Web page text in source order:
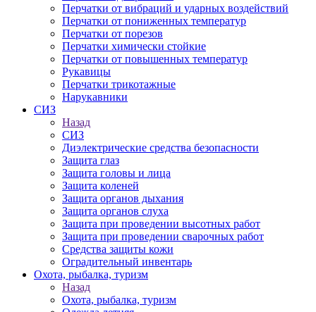
Перчатки от вибраций и ударных воздействий
Перчатки от пониженных температур
Перчатки от порезов
Перчатки химически стойкие
Перчатки от повышенных температур
Рукавицы
Перчатки трикотажные
Нарукавники
СИЗ
Назад
СИЗ
Диэлектрические средства безопасности
Защита глаз
Защита головы и лица
Защита коленей
Защита органов дыхания
Защита органов слуха
Защита при проведении высотных работ
Защита при проведении сварочных работ
Средства защиты кожи
Оградительный инвентарь
Охота, рыбалка, туризм
Назад
Охота, рыбалка, туризм